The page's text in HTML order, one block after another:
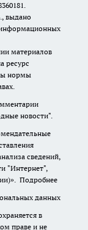
выдано
материалов
ресурс
нормы
новости".
сведений,
"Интернет",
Подробнее
данных
в
праве и не